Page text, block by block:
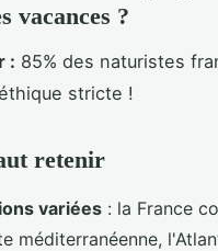
vacances ?
: 85% des naturistes
stricte !
retenir
variées : la France
méditerranéenne,